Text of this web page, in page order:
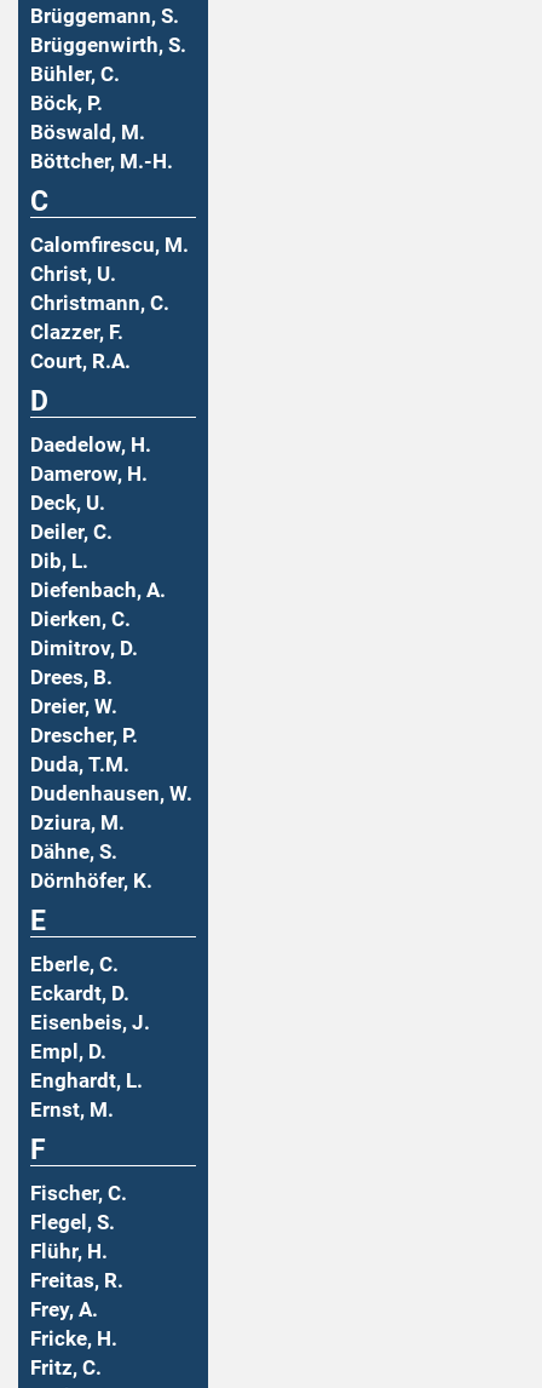
Brüggemann, S.
Brüggenwirth, S.
Bühler, C.
Böck, P.
Böswald, M.
Böttcher, M.-H.
C
Calomfirescu, M.
Christ, U.
Christmann, C.
Clazzer, F.
Court, R.A.
D
Daedelow, H.
Damerow, H.
Deck, U.
Deiler, C.
Dib, L.
Diefenbach, A.
Dierken, C.
Dimitrov, D.
Drees, B.
Dreier, W.
Drescher, P.
Duda, T.M.
Dudenhausen, W.
Dziura, M.
Dähne, S.
Dörnhöfer, K.
E
Eberle, C.
Eckardt, D.
Eisenbeis, J.
Empl, D.
Enghardt, L.
Ernst, M.
F
Fischer, C.
Flegel, S.
Flühr, H.
Freitas, R.
Frey, A.
Fricke, H.
Fritz, C.